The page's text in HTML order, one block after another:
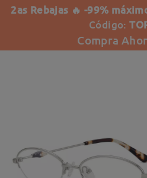
2as Rebajas 🔥 -99%
Código:
Compra